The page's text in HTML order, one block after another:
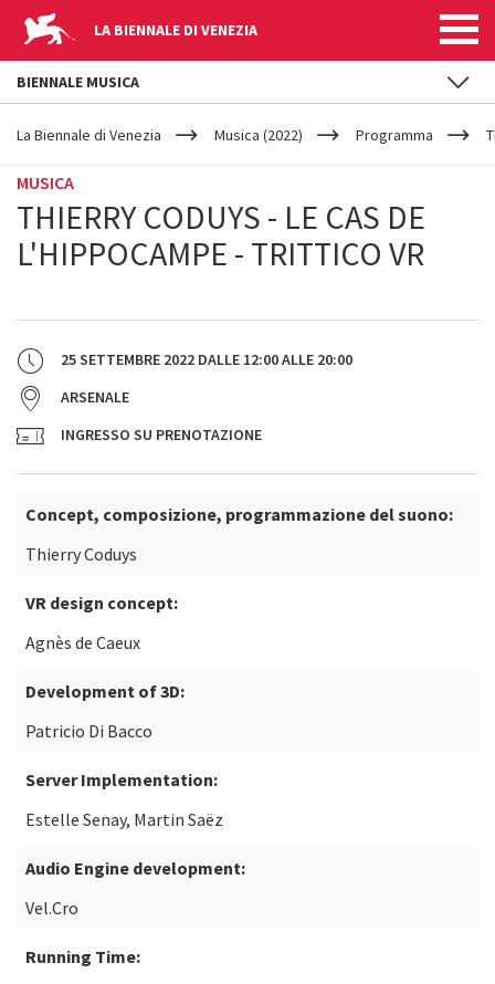
LA BIENNALE DI VENEZIA
YOUR
ARE
La Biennale di Venezia Musica (2022) Programma
MUSICA
THIERRY CODUYS - LE CAS DE
L'HIPPOCAMPE - TRITTICO VR
25 SETTEMBRE 2022 DALLE 12:00ALLE 20:00
ARSENALE
INGRESSO SU PRENOTAZIONE
Concept, composizione, programmazione del suono:
Thierry Coduys
VR design concept:
Agnès de Caeux
Development of 3D:
Patricio Di Bacco
Server Implementation:
Estelle Senay, Martin Saëz
Audio Engine development:
Vel.Cro
Running Time:
BIENNALE MUSICA